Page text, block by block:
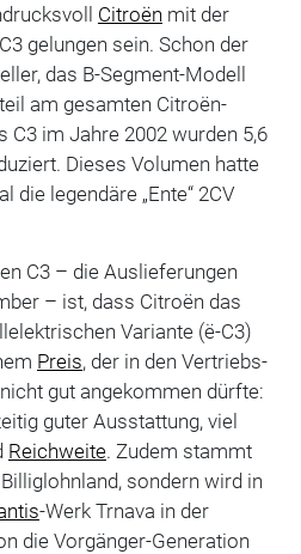
Citroën mit der
gelungen sein. Schon der
das B-Segment-Modell
am gesamten Citroën-
C3 im Jahre 2002 wurden 5,6
Dieses Volumen hatte
die legendäre „Ente“ 2CV
C3 – die Auslieferungen
– ist, dass Citroën das
Variante (ë-C3)
Preis, der in den Vertriebs-
gut angekommen dürfte:
guter Ausstattung, viel
Reichweite. Zudem stammt
sondern wird in
-Werk Trnava in der
die Vorgänger-Generation